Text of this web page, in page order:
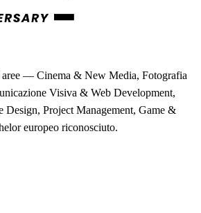
— Cinema & New Media, Fotografia
Visiva & Web Development,
Design, Project Management, Game &
europeo riconosciuto.